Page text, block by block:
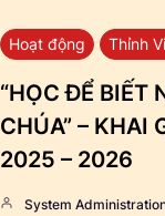
Hoạt động Thỉnh
“HỌC ĐỂ BIẾT
CHÚA” – KHAI
2025 – 2026
System